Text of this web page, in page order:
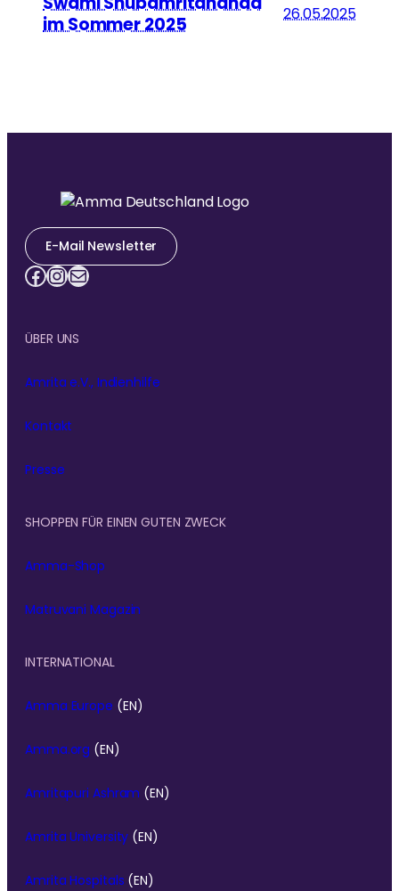
im Sommer 2025
26.05.2025
E-Mail Newsletter
Facebook InstagramE-Mail
ÜBER UNS
Amrita e.V., Indienhilfe
Kontakt
Presse
SHOPPEN FÜR EINEN GUTEN ZWECK
Amma-Shop
Matruvani Magazin
INTERNATIONAL
Amma Europe (EN)
Amma.org (EN)
Amritapuri Ashram (EN)
Amrita University (EN)
Amrita Hospitals (EN)